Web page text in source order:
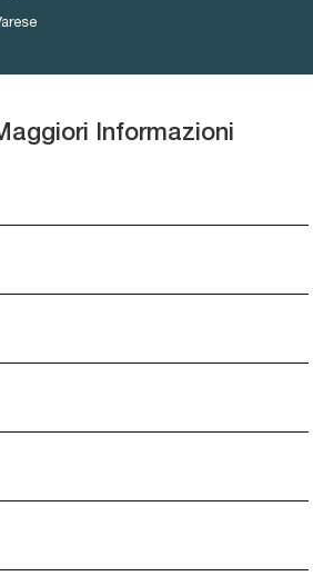
Informazioni